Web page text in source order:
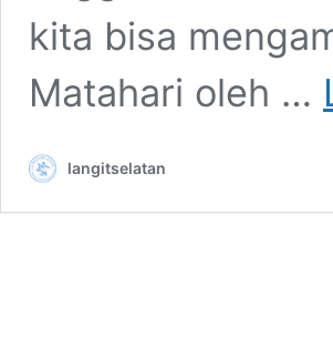
kita bisa
Matahari oleh …
langitselatan